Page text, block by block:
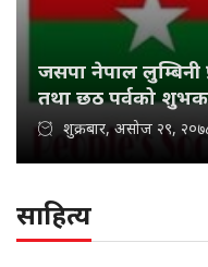
जसपा नेपाल लुम्बिनी
तथा छठ पर्वको
शुक्रबार, असोज २९,
साहित्य